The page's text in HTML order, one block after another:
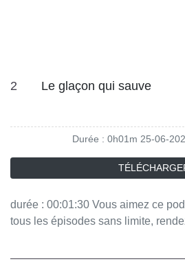
2 Le glaçon qui sauve
Durée : 0h01m 25-06-
durée : 00:01:30 Vous aimez ce podcast ? Pour écouter
tous les épisodes sans limite,